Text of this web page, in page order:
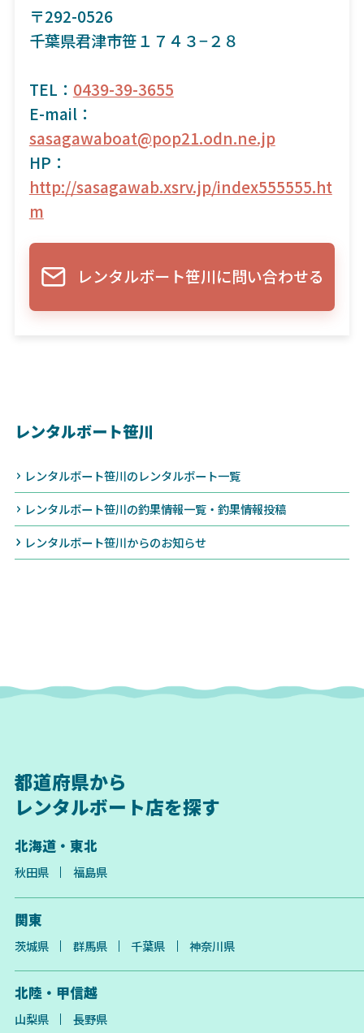
〒292-0526
千葉県君津市笹１７４３−２８
TEL： 0439-39-3655
E-mail：
sasagawaboat@pop21.odn.ne.jp
HP：
http://sasagawab.xsrv.jp/index555555.ht
m
レンタルボート笹川に問い合わせる
レンタルボート笹川
レンタルボート笹川のレンタルボート一覧
レンタルボート笹川の釣果情報一覧・釣果情報投稿
レンタルボート笹川からのお知らせ
都道府県から
レンタルボート店を探す
北海道・東北
秋田県 福島県
関東
茨城県 群馬県 千葉県 神奈川県
北陸・甲信越
山梨県 長野県